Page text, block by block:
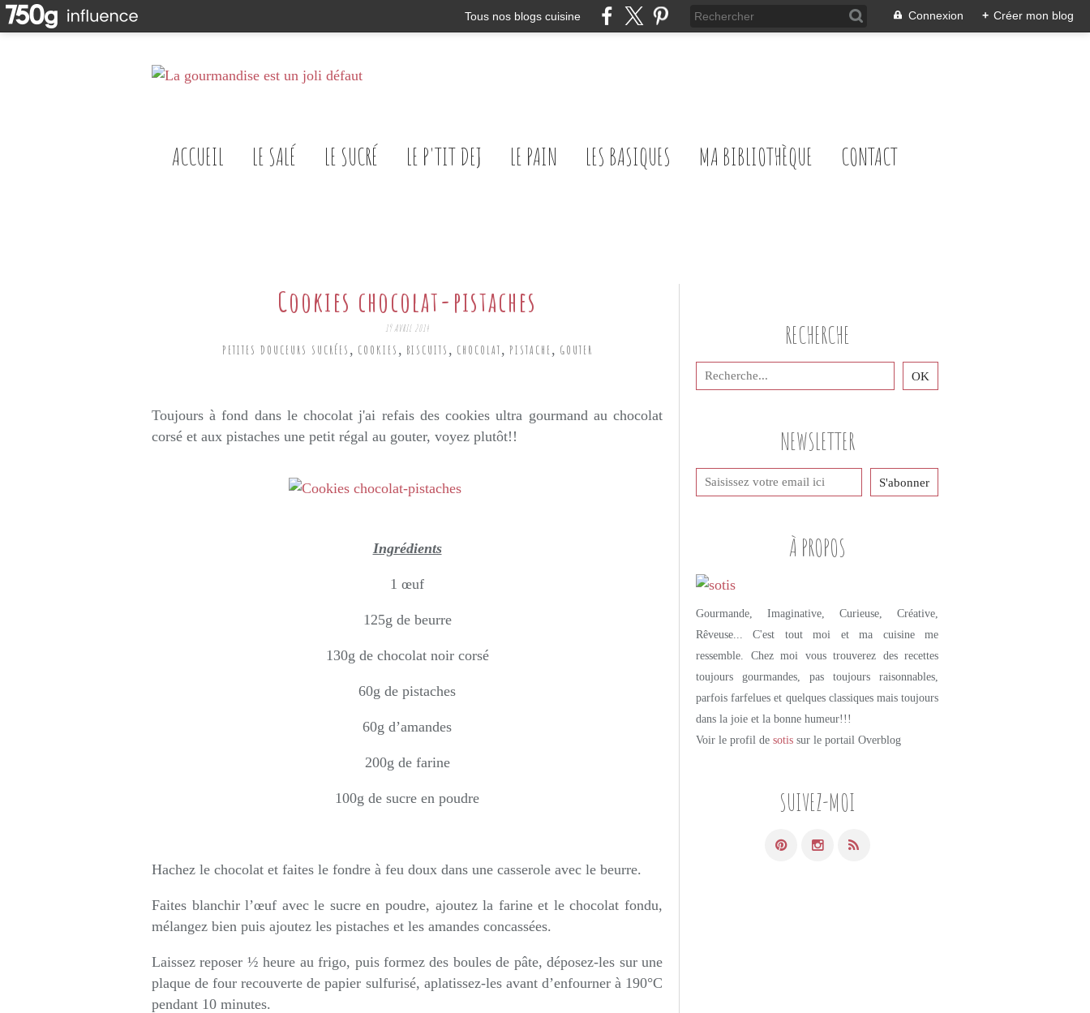
Tous nos blogs cuisine Connexion + Créer mon blog
ACCUEIL LE SALÉ LE SUCRÉ LE P'TIT DEJ LE PAIN LES BASIQUES MA BIBLIOTHÈQUE CONTACT
Cookies chocolat-pistaches
19 AVRIL 2014
PETITES DOUCEURS SUCRÉES , COOKIES , BISCUITS , CHOCOLAT, PISTACHE, GOUTER
Toujours à fond dans le chocolat j'ai refais des cookies ultra gourmand au chocolat
corsé et aux pistaches une petit régal au gouter, voyez plutôt!!
Ingrédients
1 œuf
125g de beurre
130g de chocolat noir corsé
60g de pistaches
60g d’amandes
200g de farine
100g de sucre en poudre
Hachez le chocolat et faites le fondre à feu doux dans une casserole avec le beurre.
Faites blanchir l’œuf avec le sucre en poudre, ajoutez la farine et le chocolat fondu,
mélangez bien puis ajoutez les pistaches et les amandes concassées.
Laissez reposer ½ heure au frigo, puis formez des boules de pâte, déposez-les sur une
plaque de four recouverte de papier sulfurisé, aplatissez-les avant d’enfourner à 190°C
pendant 10 minutes.
NEWSLETTER
SUIVEZ-MOI
RECHERCHE
À PROPOS
Gourmande, Imaginative, Curieuse, Créative,
Rêveuse... C'est tout moi et ma cuisine me
ressemble. Chez moi vous trouverez des recettes
toujours gourmandes, pas toujours raisonnables,
parfois farfelues et quelques classiques mais toujours
dans la joie et la bonne humeur!!!
Voir le profil de sotis sur le portail Overblog